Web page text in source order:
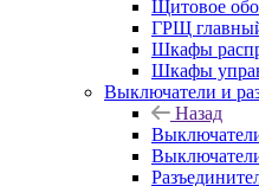
Щитовое
ГРЩ
Шкафы
Шкафы
Выключатели и
Назад